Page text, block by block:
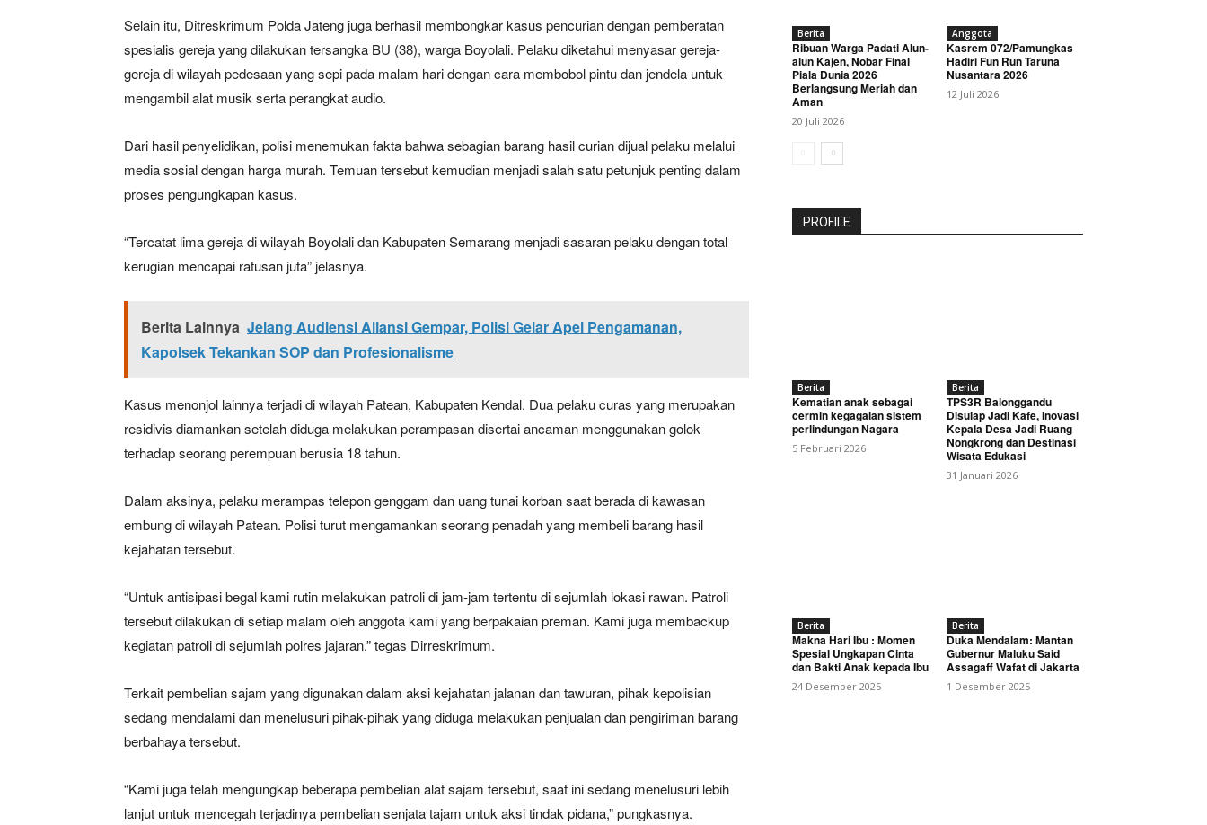
Magazine PRO
Company
Contact us
Bagikan Artikel
Selain itu, Ditreskrimum Polda Jateng juga berhasil membongkar kasus pencurian dengan pemberatan
spesialis gereja yang dilakukan tersangka BU (38), warga Boyolali. Pelaku diketahui menyasar gereja-
gereja di wilayah pedesaan yang sepi pada malam hari dengan cara membobol pintu dan jendela untuk
mengambil alat musik serta perangkat audio.
Dari hasil penyelidikan, polisi menemukan fakta bahwa sebagian barang hasil curian dijual pelaku melalui
media sosial dengan harga murah. Temuan tersebut kemudian menjadi salah satu petunjuk penting dalam
proses pengungkapan kasus.
“Tercatat lima gereja di wilayah Boyolali dan Kabupaten Semarang menjadi sasaran pelaku dengan total
kerugian mencapai ratusan juta” jelasnya.
Berita Lainnya Jelang Audiensi Aliansi Gempar, Polisi Gelar Apel Pengamanan,
Kapolsek Tekankan SOP dan Profesionalisme
Kasus menonjol lainnya terjadi di wilayah Patean, Kabupaten Kendal. Dua pelaku curas yang merupakan
residivis diamankan setelah diduga melakukan perampasan disertai ancaman menggunakan golok
terhadap seorang perempuan berusia 18 tahun.
Dalam aksinya, pelaku merampas telepon genggam dan uang tunai korban saat berada di kawasan
embung di wilayah Patean. Polisi turut mengamankan seorang penadah yang membeli barang hasil
kejahatan tersebut.
“Untuk antisipasi begal kami rutin melakukan patroli di jam-jam tertentu di sejumlah lokasi rawan. Patroli
tersebut dilakukan di setiap malam oleh anggota kami yang berpakaian preman. Kami juga membackup
kegiatan patroli di sejumlah polres jajaran,” tegas Dirreskrimum.
Terkait pembelian sajam yang digunakan dalam aksi kejahatan jalanan dan tawuran, pihak kepolisian
sedang mendalami dan menelusuri pihak-pihak yang diduga melakukan penjualan dan pengiriman barang
berbahaya tersebut.
“Kami juga telah mengungkap beberapa pembelian alat sajam tersebut, saat ini sedang menelusuri lebih
lanjut untuk mencegah terjadinya pembelian senjata tajam untuk aksi tindak pidana,” pungkasnya.
Berita
Ribuan Warga Padati Alun-
alun Kajen, Nobar Final
Piala Dunia 2026
Berlangsung Meriah dan
Aman
20 Juli 2026
Anggota
Kasrem 072/Pamungkas
Hadiri Fun Run Taruna
Nusantara 2026
12 Juli 2026
PROFILE
Berita
Kematian anak sebagai
cermin kegagalan sistem
perlindungan Nagara
5 Februari 2026
Berita
TPS3R Balonggandu
Disulap Jadi Kafe, Inovasi
Kepala Desa Jadi Ruang
Nongkrong dan Destinasi
Wisata Edukasi
31 Januari 2026
Berita
Makna Hari Ibu : Momen
Spesial Ungkapan Cinta
dan Bakti Anak kepada Ibu
24 Desember 2025
Berita
Duka Mendalam: Mantan
Gubernur Maluku Said
Assagaff Wafat di Jakarta
1 Desember 2025